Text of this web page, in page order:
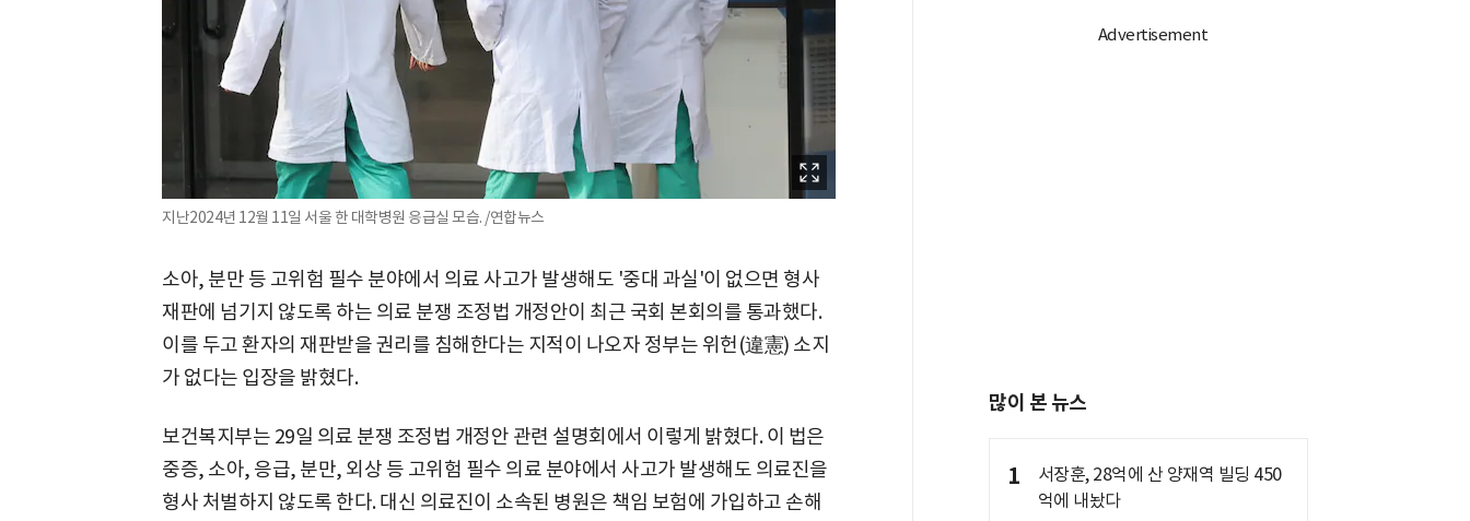
지난2024년 12월 11일 서울 한 대학병원 응급실 모습. /연합뉴스
소아, 분만 등 고위험 필수 분야에서 의료 사고가 발생해도 '중대 과실'이 없으면 형사
재판에 넘기지 않도록 하는 의료 분쟁 조정법 개정안이 최근 국회 본회의를 통과했다.
이를 두고 환자의 재판받을 권리를 침해한다는 지적이 나오자 정부는 위헌(違憲) 소지
가 없다는 입장을 밝혔다.
보건복지부는 29일 의료 분쟁 조정법 개정안 관련 설명회에서 이렇게 밝혔다. 이 법은
중증, 소아, 응급, 분만, 외상 등 고위험 필수 의료 분야에서 사고가 발생해도 의료진을
형사 처벌하지 않도록 한다. 대신 의료진이 소속된 병원은 책임 보험에 가입하고 손해
많이 본 뉴스
1
서장훈, 28억에 산 양재역 빌딩 450
억에 내놨다